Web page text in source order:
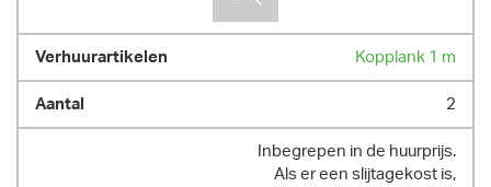
Kopplank 1 m
2
Inbegrepen in de huurprijs.
Als er een slijtagekost is,